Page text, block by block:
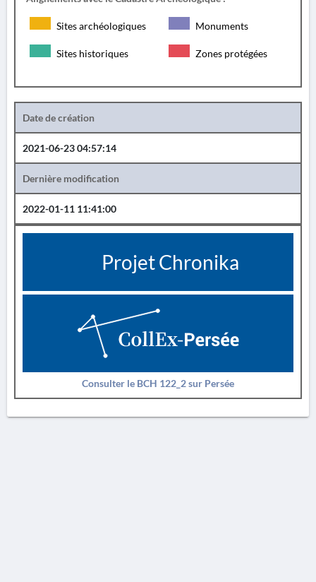
Sites archéologiques Monuments
Sites historiques Zones protégées
Date de création
2021-06-23 04:57:14
Dernière modification
2022-01-11 11:41:00
Projet Chronika
Consulter le BCH 122_2 sur Persée